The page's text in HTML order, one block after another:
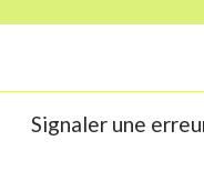
Signaler une